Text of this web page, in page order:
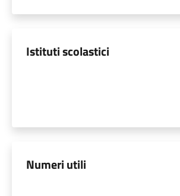
Istituti scolastici
Numeri utili